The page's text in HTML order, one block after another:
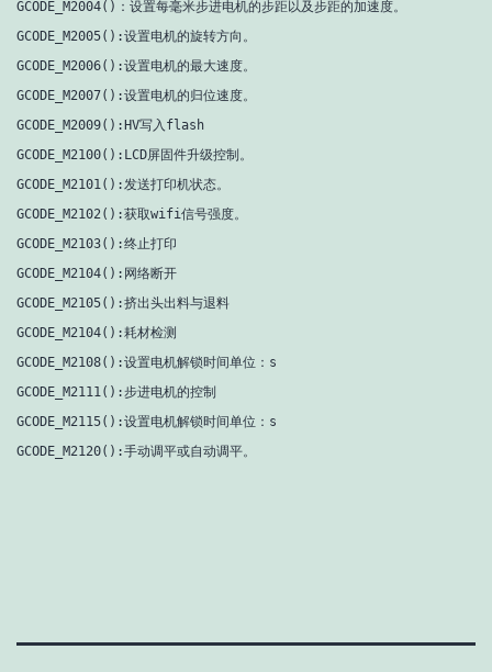
GCODE_M2004()：设置每毫米步进电机的步距以及步距的加速度。
GCODE_M2005():设置电机的旋转方向。
GCODE_M2006():设置电机的最大速度。
GCODE_M2007():设置电机的归位速度。
GCODE_M2009():HV写入flash
GCODE_M2100():LCD屏固件升级控制。
GCODE_M2101():发送打印机状态。
GCODE_M2102():获取wifi信号强度。
GCODE_M2103():终止打印
GCODE_M2104():网络断开
GCODE_M2105():挤出头出料与退料
GCODE_M2104():耗材检测
GCODE_M2108():设置电机解锁时间单位：s
GCODE_M2111():步进电机的控制
GCODE_M2115():设置电机解锁时间单位：s